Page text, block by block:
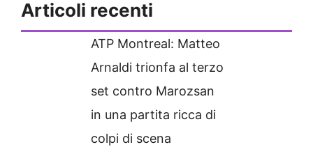
Articoli recenti
ATP Montreal: Matteo
Arnaldi trionfa al terzo
set contro Marozsan
in una partita ricca di
colpi di scena